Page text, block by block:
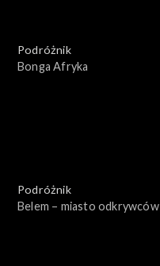
Podróżnik
Bonga Afryka
Podróżnik
Belem – miasto odkrywców